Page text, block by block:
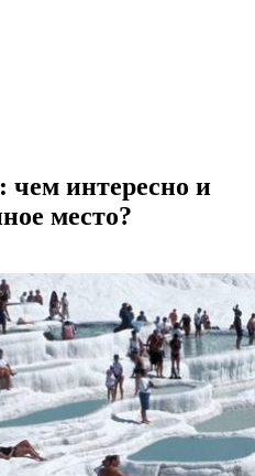
интересно и
место?